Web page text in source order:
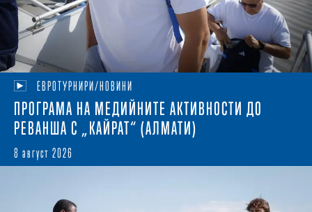
ЕВРОТУРНИРИ/НОВИНИ
ПРОГРАМА НА МЕДИЙНИТЕ АКТИВНОСТИ ДО
РЕВАНША С „КАЙРАТ“ (АЛМАТИ)
8 август 2026